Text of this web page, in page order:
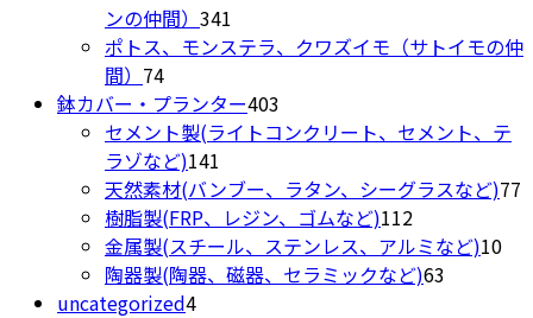
品
ジ
ら
選
択
で
の
商
ンの仲間） 341
個
商
品
ポトス、モンステラ、クワズイモ（サトイモの仲
間） 7474
個
の
商
品
鉢カバー・プランター403
個
商
品
セメント製(ライトコンクリート、セメント、テ
ラゾなど)141
個
の
商
品
天然素材(バンブー、ラタン、シーグラスなど)77
樹脂製(FRP、レジン、ゴムなど)112112
個
の
金属製(スチール、ステンレス、アルミなど)1010
陶器製(陶器、磁器、セラミックなど)63
uncategorized44